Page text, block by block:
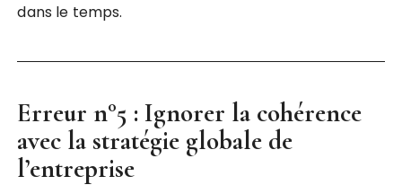
dans le temps.
Erreur n°5 : Ignorer la cohérence
avec la stratégie globale de
l’entreprise